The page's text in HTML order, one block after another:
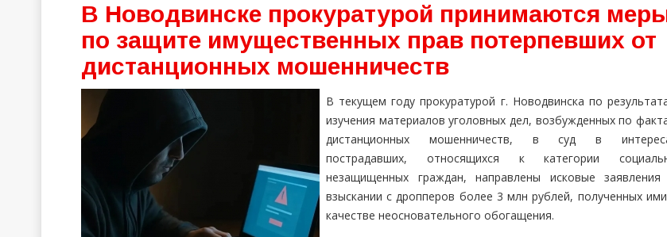
В Новодвинске прокуратурой принимаются
по защите имущественных прав потерпевших от
дистанционных мошенничеств
В текущем году прокуратурой г. Новодвинска по
изучения материалов уголовных дел, возбужденных по
дистанционных мошенничеств, в суд в
пострадавших, относящихся к категории
незащищенных граждан, направлены исковые
взыскании с дропперов более 3 млн рублей, полученных
качестве неосновательного обогащения.